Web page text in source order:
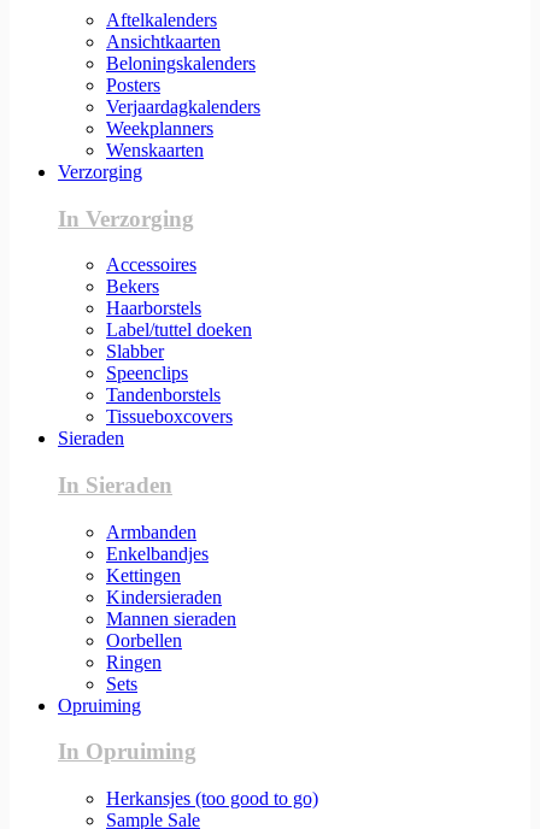
Aftelkalenders
Ansichtkaarten
Beloningskalenders
Posters
Verjaardagkalenders
Weekplanners
Wenskaarten
Verzorging
In Verzorging
Accessoires
Bekers
Haarborstels
Label/tuttel doeken
Slabber
Speenclips
Tandenborstels
Tissueboxcovers
Sieraden
In Sieraden
Armbanden
Enkelbandjes
Kettingen
Kindersieraden
Mannen sieraden
Oorbellen
Ringen
Sets
Opruiming
In Opruiming
Herkansjes (too good to go)
Sample Sale